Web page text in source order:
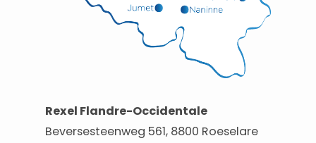
Rexel Flandre-Occidentale
Beversesteenweg 561, 8800 Roeselare